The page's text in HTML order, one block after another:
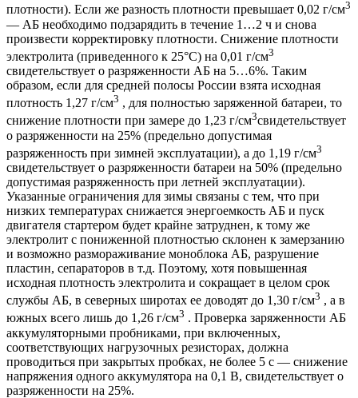
плотности). Если же разность плотности превышает 0,02 г/см3
— АБ необходимо подзарядить в течение 1…2 ч и снова
произвести корректировку плотности. Снижение плотности
электролита (приведенного к 25°С) на 0,01 г/см3
свидетельствует о разряженности АБ на 5…6%. Таким
образом, если для средней полосы России взята исходная
плотность 1,27 г/см3 , для полностью заряженной батареи, то
снижение плотности при замере до 1,23 г/см3свидетельствует
о разряженности на 25% (предельно допустимая
разряженность при зимней эксплуатации), а до 1,19 г/см3
свидетельствует о разряженности батареи на 50% (предельно
допустимая разряженность при летней эксплуатации).
Указанные ограничения для зимы связаны с тем, что при
низких температурах снижается энергоемкость АБ и пуск
двигателя стартером будет крайне затруднен, к тому же
электролит с пониженной плотностью склонен к замерзанию
и возможно размораживание моноблока АБ, разрушение
пластин, сепараторов в т.д. Поэтому, хотя повышенная
исходная плотность электролита и сокращает в целом срок
службы АБ, в северных широтах ее доводят до 1,30 г/см3 , а в
южных всего лишь до 1,26 г/см3 . Проверка заряженности АБ
аккумуляторными пробниками, при включенных,
соответствующих нагрузочных резисторах, должна
проводиться при закрытых пробках, не более 5 с — снижение
напряжения одного аккумулятора на 0,1 В, свидетельствует о
разряженности на 25%.